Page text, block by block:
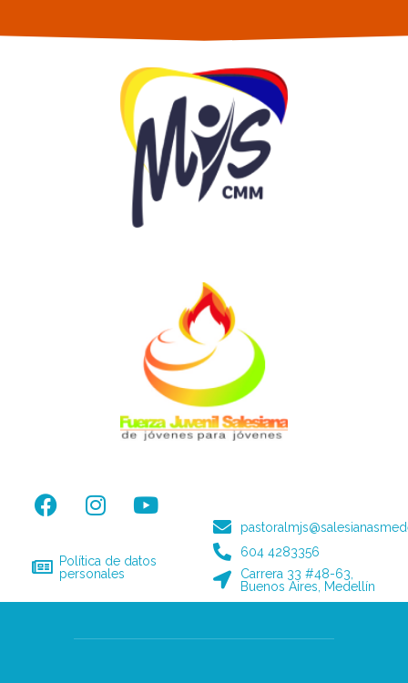
Política de datos
personales
604 4283356
Carrera 33 #48-63,
Buenos Aires, Medellín